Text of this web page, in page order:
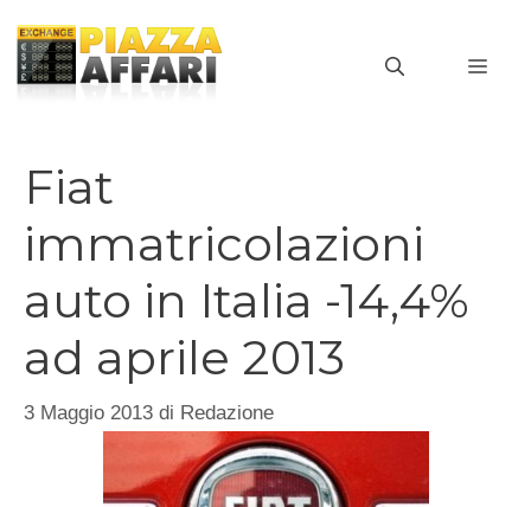
contenuto
Fiat
immatricolazioni
auto in Italia -14,4%
ad aprile 2013
3 Maggio 2013 di Redazione